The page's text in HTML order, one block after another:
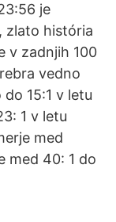
je
zlato história
v zadnjih 100
vedno
15:1 v letu
1 v letu
med
med 40: 1 do